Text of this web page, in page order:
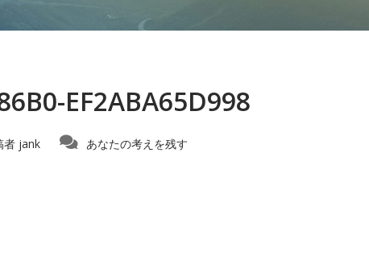
EF2ABA65D998
者 jank あなたの考えを残す